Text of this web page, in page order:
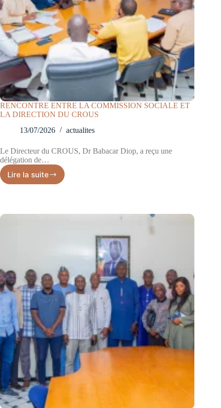
RENCONTRE ENTRE LA COMMISSION SOCIALE ET
LA DIRECTION DU CROUS
13/07/2026
actualites
Le Directeur du CROUS, Dr Babacar Diop, a reçu une
délégation de…
Lire la suite